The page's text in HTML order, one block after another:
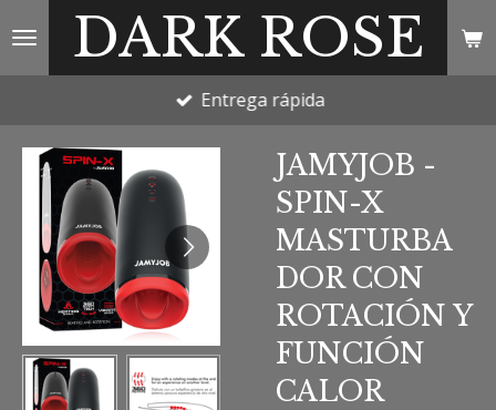
DARK ROSE
Entrega rápida
JAMYJOB -
SPIN-X
MASTURBA
DOR CON
ROTACIÓN Y
FUNCIÓN
CALOR